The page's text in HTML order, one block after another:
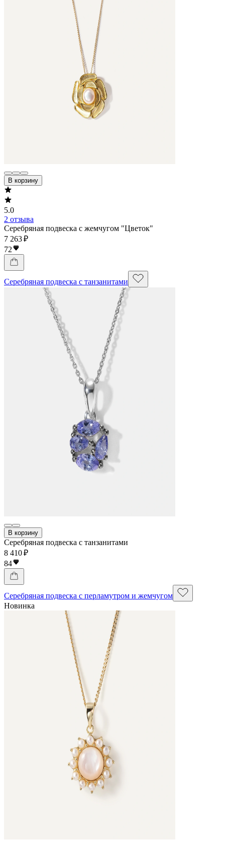
В корзину
5.0
2 отзыва
Серебряная подвеска с жемчугом "Цветок"
7 263 ₽
72
Серебряная подвеска с танзанитами
В корзину
Серебряная подвеска с танзанитами
8 410 ₽
84
Серебряная подвеска с перламутром и жемчугом
Новинка